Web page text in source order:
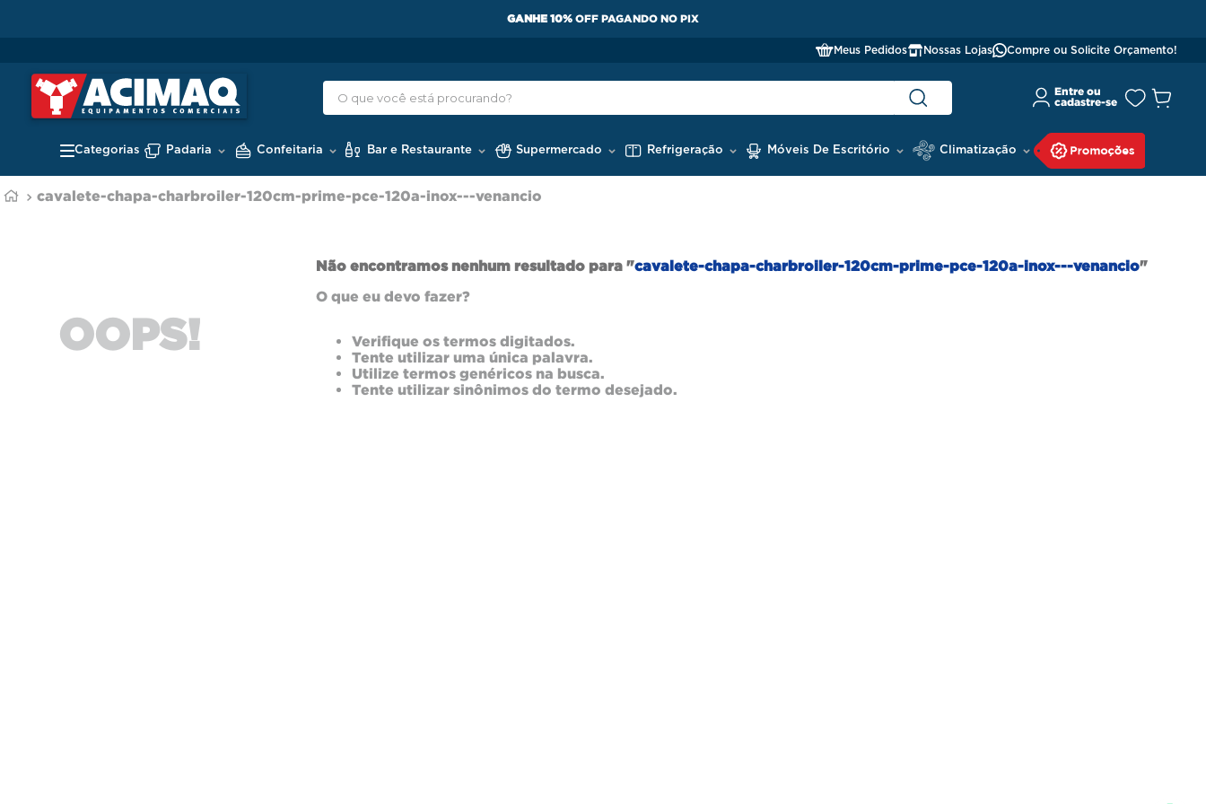
GANHE 10% OFF PAGANDO NO PIX
Meus Pedidos Nossas Lojas Compre ou Solicite Orçamento!
Padaria Confeitaria Bar e Restaurante Supermercado Refrigeração Móveis De Escritório Climatização
cavalete-chapa-charbroiler-120cm-prime-pce-120a-inox---venancio
OOPS!
Não encontramos nenhum resultado para "cavalete-chapa-charbroiler-120cm-prime-pce-120a-inox---venancio"
O que eu devo fazer?
Verifique os termos digitados.
Tente utilizar uma única palavra.
Utilize termos genéricos na busca.
Tente utilizar sinônimos do termo desejado.